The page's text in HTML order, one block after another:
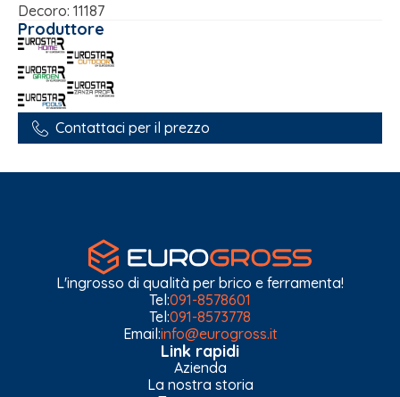
Decoro: 11187
Produttore
Contattaci per il prezzo
L'ingrosso di qualità per brico e ferramenta!
Tel:091-8578601
Tel:091-8573778
Email:info@eurogross.it
Link rapidi
Azienda
La nostra storia